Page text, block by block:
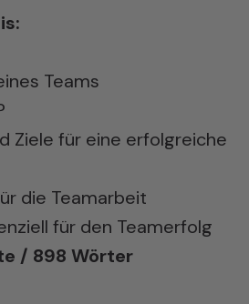
Teams
Ziele für eine erfolgreiche
die Teamarbeit
für den Teamerfolg
/ 898 Wörter